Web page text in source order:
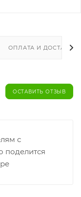
ОПЛАТА И ДОСТАВКА
ОСТАВИТЬ ОТЗЫВ
с
поделится